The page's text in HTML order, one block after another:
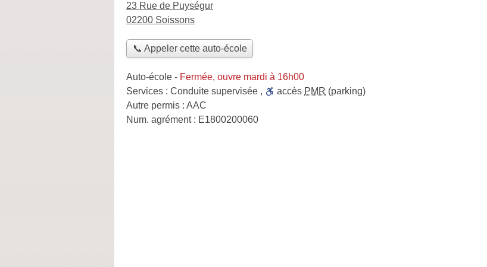
23 Rue de Puységur
02200 Soissons
📞 Appeler cette auto-école
Auto-école - Fermée, ouvre mardi à 16h00
Services : Conduite supervisée , accès PMR (parking)
Autre permis : AAC
Num. agrément : E1800200060